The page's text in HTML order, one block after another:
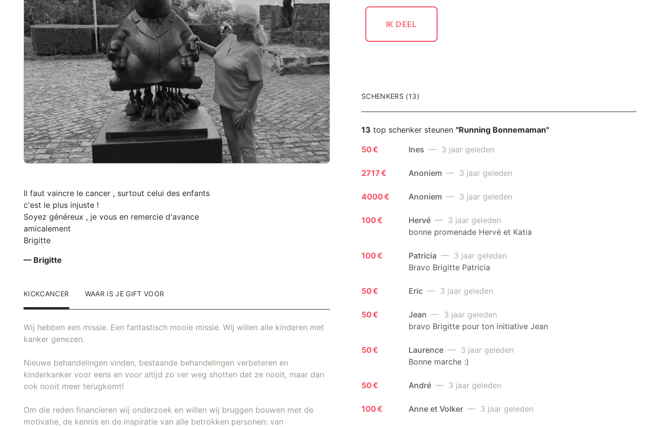
IK DEEL
Il faut vaincre le cancer , surtout celui des enfants
c'est le plus injuste !
Soyez généreux , je vous en remercie d'avance
amicalement
Brigitte
— Brigitte
KICKCANCER WAAR IS JE GIFT VOOR
Wij hebben een missie. Een fantastisch mooie missie. Wij willen alle kinderen met
kanker genezen.
Nieuwe behandelingen vinden, bestaande behandelingen verbeteren en
kinderkanker voor eens en voor altijd zo ver weg shotten dat ze nooit, maar dan
ook nooit meer terugkomt!
Om die reden financieren wij onderzoek en willen wij bruggen bouwen met de
motivatie, de kennis en de inspiratie van alle betrokken personen: van
SCHENKERS (13)
13 top schenker steunen "Running Bonnemaman"
50 €
Ines — 3 jaar geleden
2717 € Anoniem — 3 jaar geleden
4000 € Anoniem — 3 jaar geleden
100 € Hervé — 3 jaar geleden
bonne promenade Hervé et Katia
100 € Patricia — 3 jaar geleden
Bravo Brigitte Patricia
50 € Eric — 3 jaar geleden
50 € Jean — 3 jaar geleden
bravo Brigitte pour ton initiative Jean
50 € Laurence — 3 jaar geleden
Bonne marche :)
50 € André — 3 jaar geleden
100 € Anne et Volker — 3 jaar geleden